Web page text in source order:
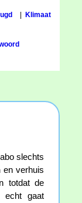
Klimaat
slechts
en verhuis
totdat de
echt gaat